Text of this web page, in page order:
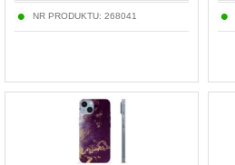
NR PRODUKTU: 268041